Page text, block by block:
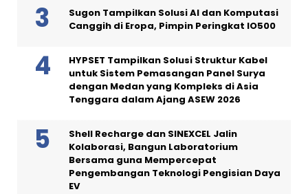
Sugon Tampilkan Solusi AI dan Komputasi
Canggih di Eropa, Pimpin Peringkat IO500
HYPSET Tampilkan Solusi Struktur Kabel
untuk Sistem Pemasangan Panel Surya
dengan Medan yang Kompleks di Asia
Tenggara dalam Ajang ASEW 2026
Shell Recharge dan SINEXCEL Jalin
Kolaborasi, Bangun Laboratorium
Bersama guna Mempercepat
Pengembangan Teknologi Pengisian Daya
EV